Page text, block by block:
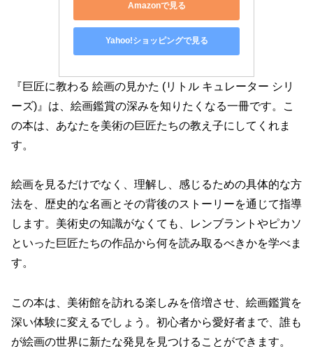
Amazonで見る
Yahoo!ショッピングで見る
『巨匠に教わる 絵画の見かた (リトル キュレーター シリ
ーズ)』は、絵画鑑賞の深みを知りたくなる一冊です。こ
の本は、あなたを美術の巨匠たちの教え子にしてくれま
す。
絵画を見るだけでなく、理解し、感じるための具体的な方
法を、歴史的な名画とその背後のストーリーを通じて指導
します。美術史の知識がなくても、レンブラントやピカソ
といった巨匠たちの作品から何を読み取るべきかを学べま
す。
この本は、美術館を訪れる楽しみを倍増させ、絵画鑑賞を
深い体験に変えるでしょう。初心者から愛好者まで、誰も
が絵画の世界に新たな発見を見つけることができます。